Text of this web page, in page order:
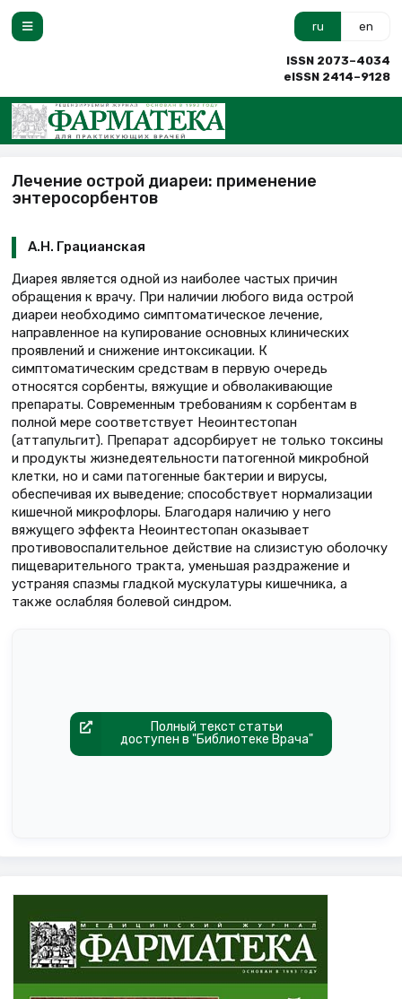
ru en
ISSN 2073–4034
eISSN 2414–9128
Лечение острой диареи: применение
энтеросорбентов
А.Н. Грацианская
Диарея является одной из наиболее частых причин
обращения к врачу. При наличии любого вида острой
диареи необходимо симптоматическое лечение,
направленное на купирование основных клинических
проявлений и снижение интоксикации. К
симптоматическим средствам в первую очередь
относятся сорбенты, вяжущие и обволакивающие
препараты. Современным требованиям к сорбентам в
полной мере соответствует Неоинтестопан
(аттапульгит). Препарат адсорбирует не только токсины
и продукты жизнедеятельности патогенной микробной
клетки, но и сами патогенные бактерии и вирусы,
обеспечивая их выведение; способствует нормализации
кишечной микрофлоры. Благодаря наличию у него
вяжущего эффекта Неоинтестопан оказывает
противовоспалительное действие на слизистую оболочку
пищеварительного тракта, уменьшая раздражение и
устраняя спазмы гладкой мускулатуры кишечника, а
также ослабляя болевой синдром.
Полный текст статьи
доступен в "Библиотеке Врача"